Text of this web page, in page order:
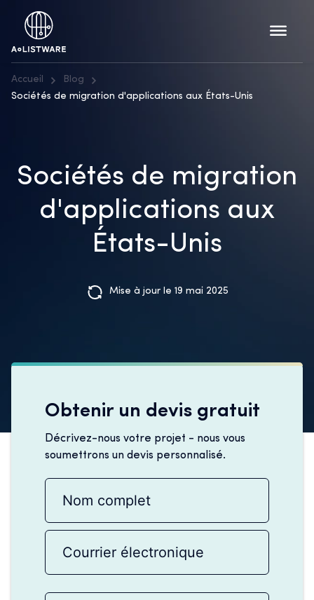
Accueil
Blog
Sociétés de migration d'applications aux États-Unis
Sociétés de migration
d'applications aux
États-Unis
Mise à jour le 19 mai 2025
Obtenir un devis gratuit
Décrivez-nous votre projet - nous vous
soumettrons un devis personnalisé.